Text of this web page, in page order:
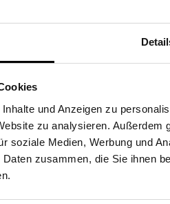
und Anzeigen zu
zu analysieren.
soziale Medien, Werbung und
zusammen, die Sie ihnen